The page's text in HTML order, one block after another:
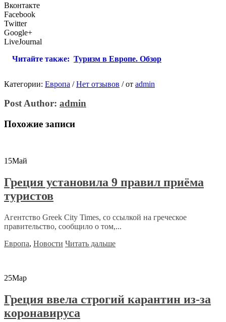
Вконтакте
Facebook
Twitter
Google+
LiveJournal
Читайте также: Туризм в Европе. Обзор
Категории: Европа / Нет отзывов /от admin
Post Author: admin
Похожие записи
15Май
Греция установила 9 правил приёма
туристов
Агентство Greek City Times, со ссылкой на греческое
правительство, сообщило о том,...
Европа, Новости Читать дальше
25Мар
Греция ввела строгий карантин из-за
коронавируса